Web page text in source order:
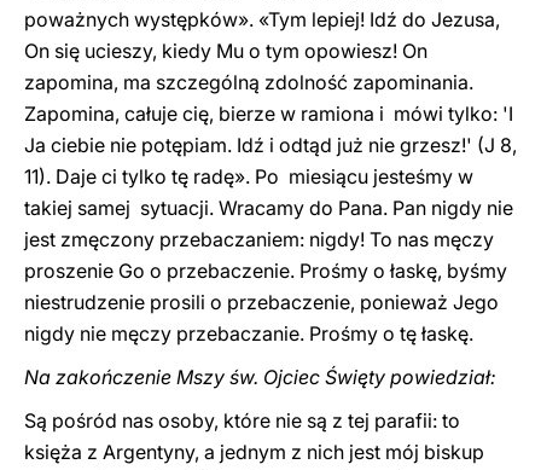
poważnych występków». «Tym lepiej! Idź do Jezusa,
On się ucieszy, kiedy Mu o tym opowiesz! On
zapomina, ma szczególną zdolność zapominania.
Zapomina, całuje cię, bierze w ramiona i mówi tylko: 'I
Ja ciebie nie potępiam. Idź i odtąd już nie grzesz!' (J 8,
11). Daje ci tylko tę radę». Po miesiącu jesteśmy w
takiej samej sytuacji. Wracamy do Pana. Pan nigdy nie
jest zmęczony przebaczaniem: nigdy! To nas męczy
proszenie Go o przebaczenie. Prośmy o łaskę, byśmy
niestrudzenie prosili o przebaczenie, ponieważ Jego
nigdy nie męczy przebaczanie. Prośmy o tę łaskę.
Na zakończenie Mszy św. Ojciec Święty powiedział:
Są pośród nas osoby, które nie są z tej parafii: to
księża z Argentyny, a jednym z nich jest mój biskup